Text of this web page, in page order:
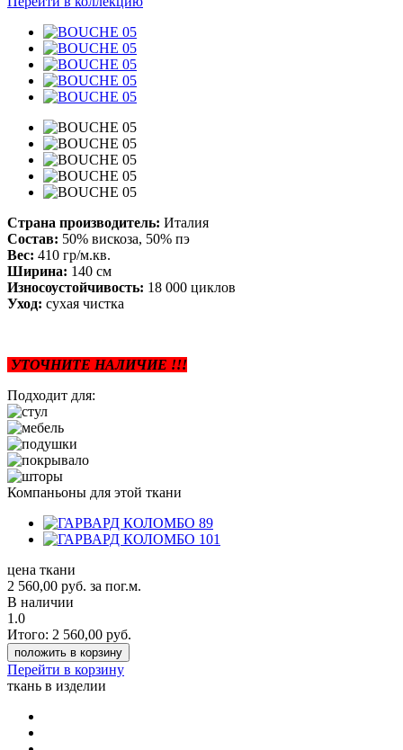
Страна производитель: Италия
Состав: 50% вискоза, 50% пэ
Вес: 410 гр/м.кв.
Ширина: 140 см
Износоустойчивость: 18 000 циклов
Уход: сухая чистка
УТОЧНИТЕ НАЛИЧИЕ !!!
Подходит для:
Компаньоны для этой ткани
цена ткани
2 560,00 руб. за пог.м.
В наличии
1.0
Итого: 2 560,00 руб.
положить в корзину
Перейти в корзину
ткань в изделии